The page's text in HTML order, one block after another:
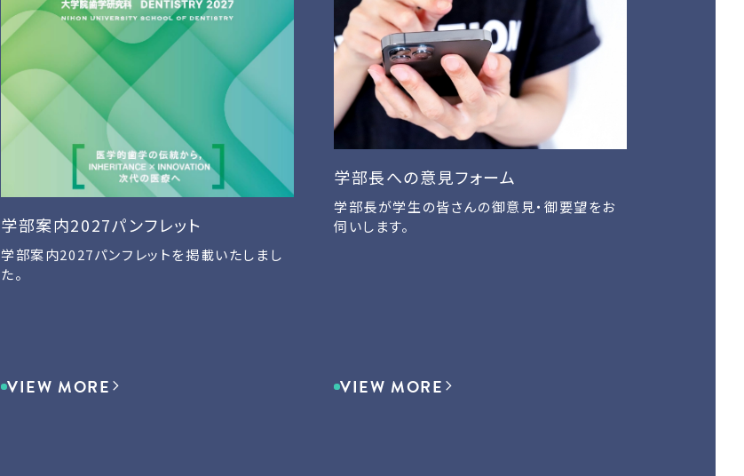
学部案内2027パンフレット
学部案内2027パンフレットを掲載いたしまし
た。
VIEW MORE
学部長への意見フォーム
学部長が学生の皆さんの御意見・御要望をお
伺いします。
VIEW MORE